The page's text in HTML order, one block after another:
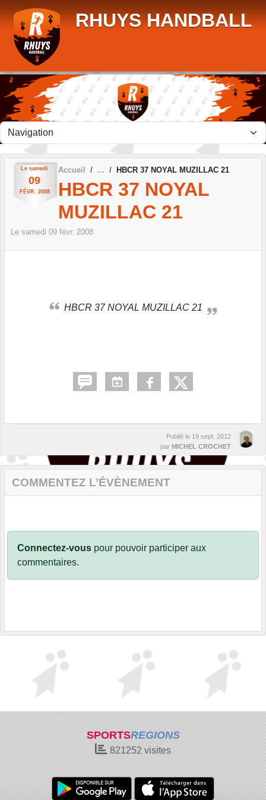
RHUYS HANDBALL
Le samedi
09
FÉVR. 2008
Accueil HBCR 37 NOYAL MUZILLAC 21
HBCR 37 NOYAL
MUZILLAC 21
Le samedi 09 févr. 2008
HBCR 37 NOYAL MUZILLAC 21
Publié le 19 sept. 2012
par MICHEL CROCHET
COMMENTEZ L’ÉVÈNEMENT
Connectez-vous pour pouvoir participer aux
commentaires.
SPORTSREGIONS
821252 visites
Panneau de gestion des cookies